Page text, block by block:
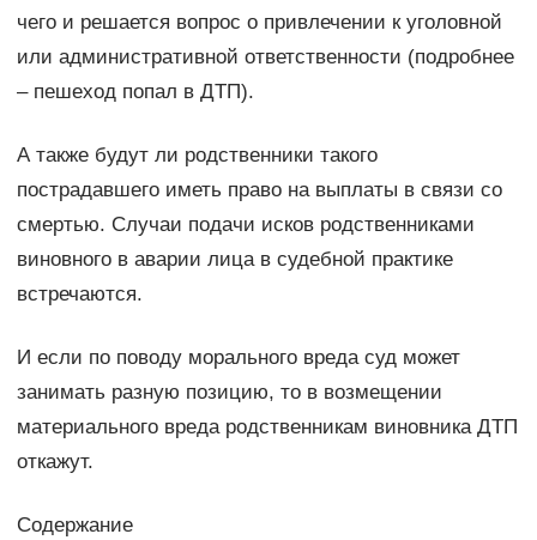
чего и решается вопрос о привлечении к уголовной
или административной ответственности (подробнее
– пешеход попал в ДТП).
А также будут ли родственники такого
пострадавшего иметь право на выплаты в связи со
смертью. Случаи подачи исков родственниками
виновного в аварии лица в судебной практике
встречаются.
И если по поводу морального вреда суд может
занимать разную позицию, то в возмещении
материального вреда родственникам виновника ДТП
откажут.
Содержание